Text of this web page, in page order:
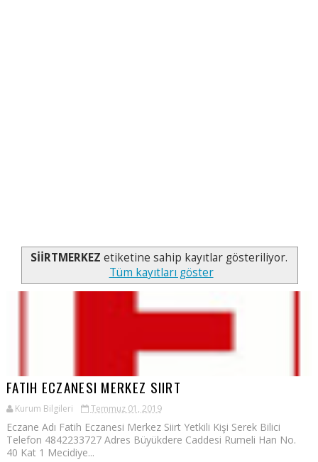
SİİRTMERKEZ etiketine sahip kayıtlar gösteriliyor.
Tüm kayıtları göster
FATIH ECZANESI MERKEZ SIIRT
Kurum Bilgileri Temmuz 01, 2019
Eczane Adı Fatih Eczanesi Merkez Siirt Yetkili Kişi Serek Bilici
Telefon 4842233727 Adres Büyükdere Caddesi Rumeli Han No.
40 Kat 1 Mecidiye...